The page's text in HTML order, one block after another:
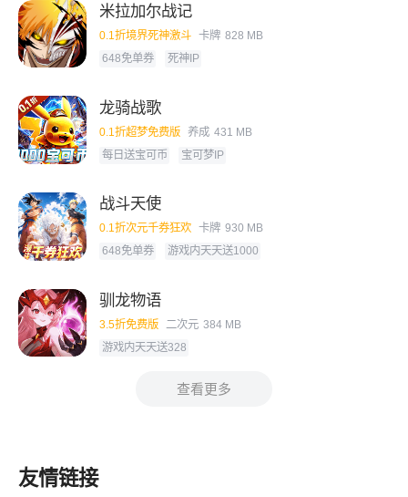
米拉加尔战记
0.1折境界死神激斗 卡牌 828 MB
648免单券
死神IP
龙骑战歌
0.1折超梦免费版 养成 431 MB
每日送宝可币
宝可梦IP
战斗天使
0.1折次元千券狂欢 卡牌 930 MB
648免单券
游戏内天天送1000
驯龙物语
3.5折免费版 二次元 384 MB
游戏内天天送328
查看更多
友情链接